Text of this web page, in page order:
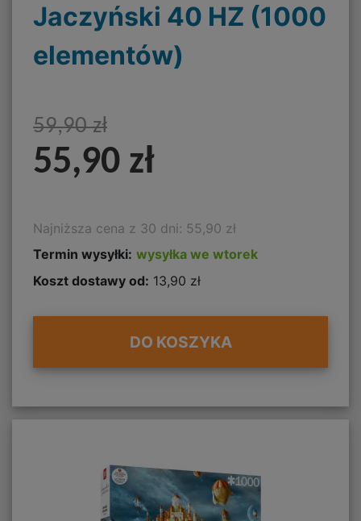
Jaczyński 40 HZ (1000
elementów)
59,90 zł
55,90 zł
Najniższa cena z 30 dni: 55,90 zł
Termin wysyłki: wysyłka we wtorek
Koszt dostawy od: 13,90 zł
DO KOSZYKA